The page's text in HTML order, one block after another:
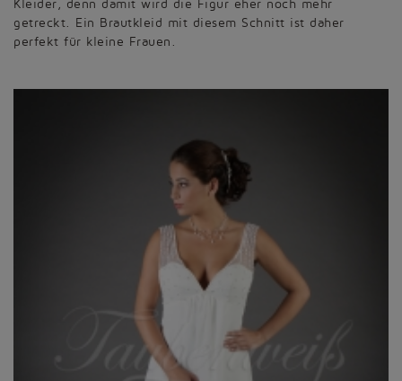
Kleider, denn damit wird die Figur eher noch mehr
getreckt. Ein Brautkleid mit diesem Schnitt ist daher
perfekt für kleine Frauen.